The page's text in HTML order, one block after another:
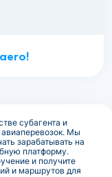
субагента и
авиаперевозок. Мы
зарабатывать на
платформу.
и получите
и маршрутов для